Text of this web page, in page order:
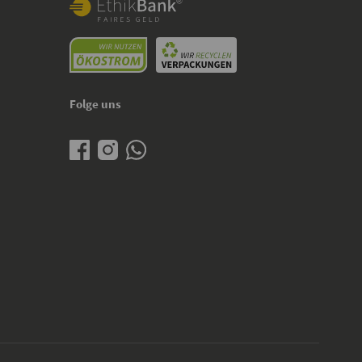
Folge uns